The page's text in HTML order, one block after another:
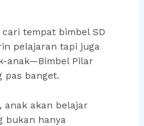
tempat bimbel SD
pelajaran tapi juga
anak—Bimbel Pilar
pas banget.
anak akan belajar
bukan hanya